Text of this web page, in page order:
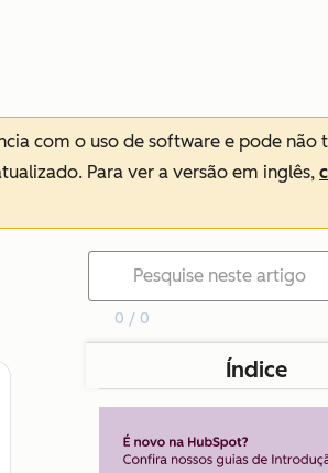
com o uso de software e pode não
Para ver a versão em inglês,
0 / 0
Índice